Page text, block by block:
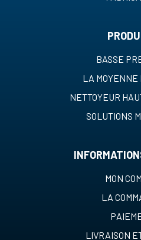
BASSE
LA MOYENNE
NETTOYEUR
SOLUTIONS
MON
LA
LIVRAISON